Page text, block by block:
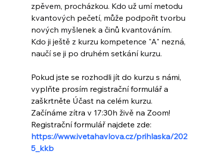
zpěvem, procházkou. Kdo už umí metodu
kvantových pečetí, může podpořit tvorbu
nových myšlenek a činů kvantováním.
Kdo ji ještě z kurzu kompetence "A" nezná,
naučí se ji po druhém setkání kurzu.
Pokud jste se rozhodli jít do kurzu s námi,
vyplňte prosím registrační formulář a
zaškrtněte Účast na celém kurzu.
Začínáme zítra v 17:30h živě na Zoom!
Registrační formulář najdete zde:
https://www.ivetahavlova.cz/prihlaska/202
5_kkb